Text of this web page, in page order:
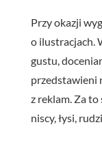
Przy okazji
o ilustracjach.
gustu,
przedstawieni
z reklam. Za to
niscy, łysi,